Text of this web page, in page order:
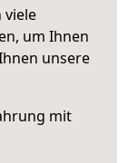
viele
um Ihnen
unsere
mit